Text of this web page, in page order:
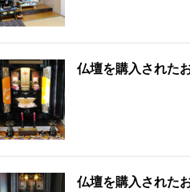
仏壇を購入された
仏壇を購入された